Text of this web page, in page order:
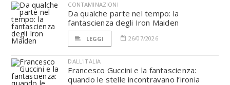
CONTAMINAZIONI
Da qualche parte nel tempo: la
fantascienza degli Iron Maiden
LEGGI 26/07/2026
DALL'ITALIA
Francesco Guccini e la fantascienza:
quando le stelle incontravano l’ironia